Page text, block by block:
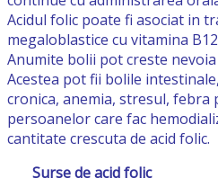
Acidul folic poate fi asociat in
megaloblastice cu vitamina
Anumite bolii pot creste
Acestea pot fii bolile
cronica, anemia, stresul, febra
persoanelor care fac
cantitate crescuta de acid folic.
Surse de acid folic